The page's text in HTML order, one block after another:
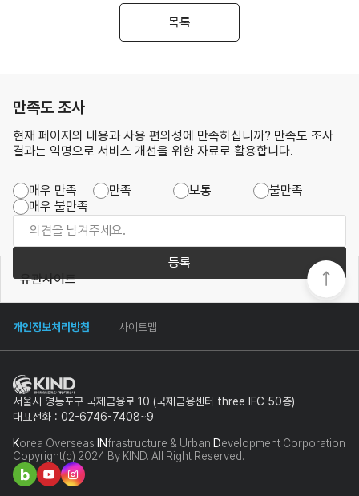
목록
만족도 조사
현재 페이지의 내용과 사용 편의성에 만족하십니까? 만족도 조사
결과는 익명으로 서비스 개선을 위한 자료로 활용합니다.
매우 만족 만족 보통
불만족
매우 불만족
등록
개인정보처리방침 사이트맵
유관사이트
서울시 영등포구 국제금융로 10 (국제금융센터 three IFC 50층)
대표전화 : 02-6746-7408~9
Korea Overseas INfrastructure & Urban Development Corporation
Copyright(c) 2024 By KIND. All Right Reserved.